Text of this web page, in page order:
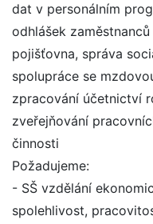
dat v personálním
odhlášek
pojišťovna, správa
spolupráce se
zpracování účetnictví
zveřejňování
činnosti
Požadujeme:
- SŠ vzdělání
spolehlivost,